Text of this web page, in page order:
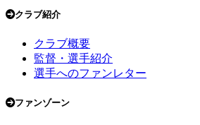
クラブ紹介
クラブ概要
監督・選手紹介
選手へのファンレター
ファンゾーン